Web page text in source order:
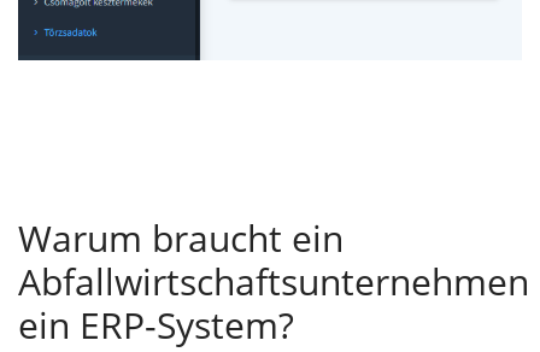
Warum braucht ein
Abfallwirtschaftsunternehmen
ein ERP-System?